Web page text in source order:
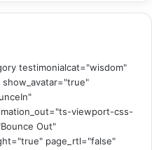
testimonialcat="wisdom"
viewport-css-
Out"
page_rtl="false"